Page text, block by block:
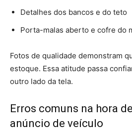
Detalhes dos bancos e do teto
Porta-malas aberto e cofre do
Fotos de qualidade demonstram
estoque. Essa atitude passa
outro lado da tela.
Erros comuns na hora
anúncio de veículo